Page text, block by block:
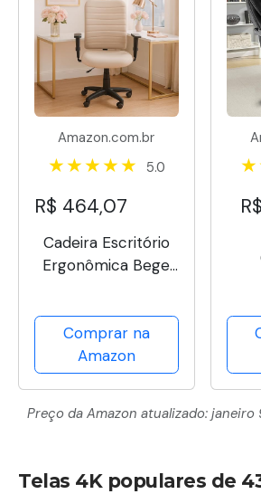
Amazon.com.br
5.0
R$ 464,07
Cadeira Escritório
Ergonômica Bege
Executiva Giratória
C/Rodízios
Confortável Com
Esteirinha
Comprar na
Amazon
Preço da Amazon atualizado: janeiro
Telas 4K populares de